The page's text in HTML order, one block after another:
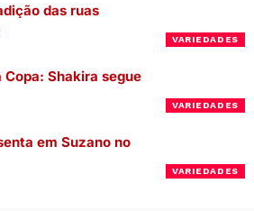
VARIEDADES
das ruas
VARIEDADES
Copa: Shakira segue
VARIEDADES
em Suzano no